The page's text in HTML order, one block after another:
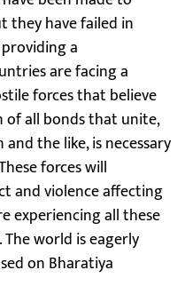
they have failed in
a
are facing a
forces that believe
all bonds that unite,
the like, is necessary
forces will
and violence affecting
experiencing all these
world is eagerly
on Bharatiya